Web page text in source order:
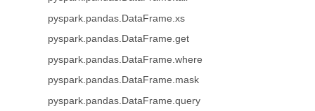
pyspark.pandas.DataFrame.xs
pyspark.pandas.DataFrame.get
pyspark.pandas.DataFrame.where
pyspark.pandas.DataFrame.mask
pyspark.pandas.DataFrame.query